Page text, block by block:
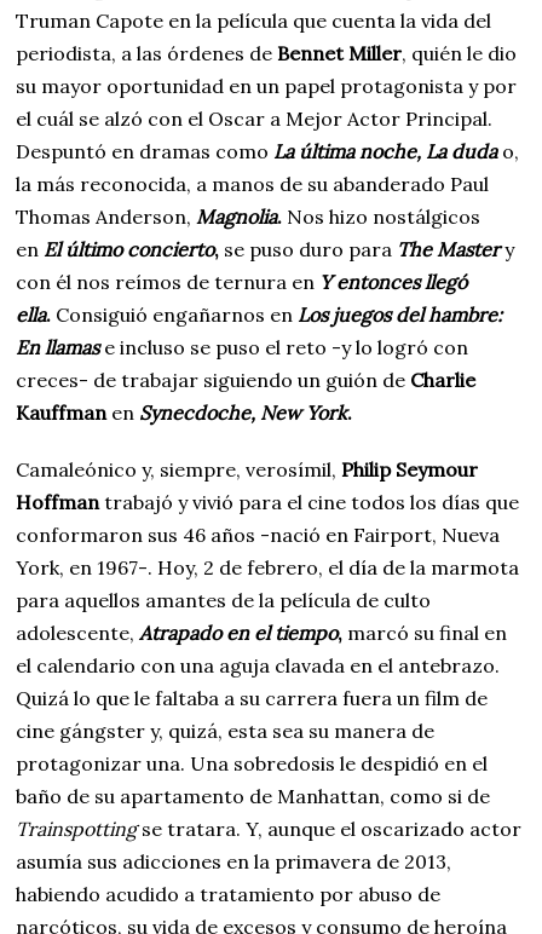
Truman Capote en la película que cuenta la vida del
periodista, a las órdenes deBennet Miller, quién le dio
su mayor oportunidad en un papel protagonista y por
el cuál se alzó con el Oscar a Mejor Actor Principal.
Despuntó en dramas como La última noche, La duda o,
la más reconocida, a manos de su abanderado Paul
Thomas Anderson,Magnolia. Nos hizo nostálgicos
en El último concierto, se puso duro para The Master y
con él nos reímos de ternura en Y entonces llegó
ella. Consiguió engañarnos en Los juegos del hambre:
En llamas e incluso se puso el reto -y lo logró con
creces- de trabajar siguiendo un guión de Charlie
Kauffman en Synecdoche, New York.
Camaleónico y, siempre, verosímil,Philip Seymour
Hoffmantrabajó y vivió para el cine todos los días que
conformaron sus 46 años -nació en Fairport, Nueva
York, en 1967-. Hoy, 2 de febrero, el día de la marmota
para aquellos amantes de la película de culto
adolescente,Atrapado en el tiempo, marcó su final en
el calendario con una aguja clavada en el antebrazo.
Quizá lo que le faltaba a su carrera fuera un film de
cine gángster y, quizá, esta sea su manera de
protagonizar una. Una sobredosis le despidió en el
baño de su apartamento de Manhattan, como si de
Trainspottingse tratara. Y, aunque el oscarizado actor
asumía sus adicciones en la primavera de 2013,
habiendo acudido a tratamiento por abuso de
narcóticos, su vida de excesos y consumo de heroína